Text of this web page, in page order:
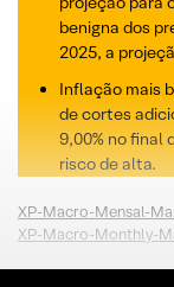
benigna dos
2025, a
Inflação mais
de cortes
9,00% no final
risco de alta.
XP-Macro-Mensal-
XP-Macro-Monthly-